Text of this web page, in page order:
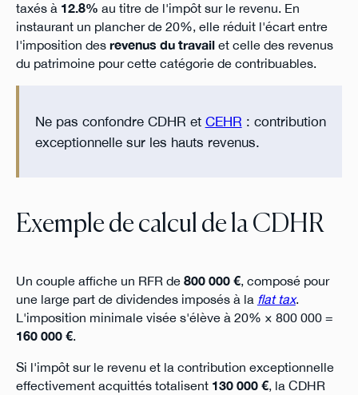
taxés à 12.8% au titre de l'impôt sur le revenu. En
instaurant un plancher de 20%, elle réduit l'écart entre
l'imposition des revenus du travailet celle des revenus
du patrimoine pour cette catégorie de contribuables.
Ne pas confondre CDHR et CEHR : contribution
exceptionnelle sur les hauts revenus.
Exemple de calcul de la CDHR
Un couple affiche un RFR de 800 000 €, composé pour
une large part de dividendes imposés à la flat tax.
L'imposition minimale visée s'élève à 20% × 800 000 =
160 000 €.
Si l'impôt sur le revenu et la contribution exceptionnelle
effectivement acquittés totalisent 130 000 €, la CDHR